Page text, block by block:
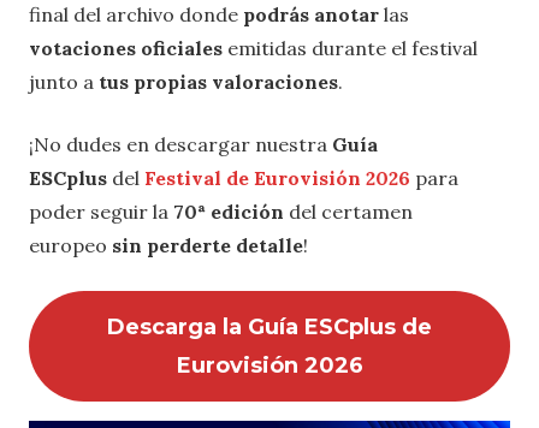
final del archivo donde podrás anotar las
votaciones oficiales emitidas durante el festival
junto a tus propias valoraciones.
¡No dudes en descargar nuestra Guía
ESCplus del Festival de Eurovisión 2026 para
poder seguir la 70ª edición del certamen
europeo sin perderte detalle!
Descarga la Guía ESCplus de
Eurovisión 2026